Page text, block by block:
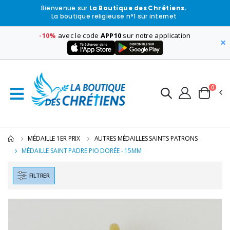
Bienvenue sur La Boutique des Chrétiens.
La boutique religieuse n°1 sur internet
-10% avec le code APP10 sur notre application
×
0
MÉDAILLE 1ER PRIX
AUTRES MÉDAILLES SAINTS PATRONS
MÉDAILLE SAINT PADRE PIO DORÉE - 15MM
FILTRER